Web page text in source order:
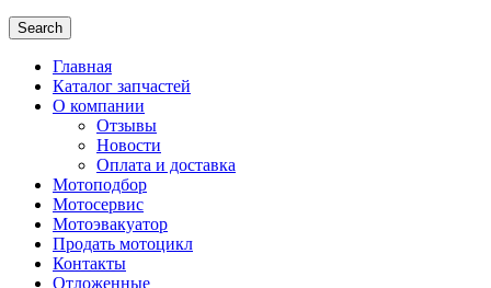
Search
Главная
Каталог запчастей
О компании
Отзывы
Новости
Оплата и доставка
Мотоподбор
Мотосервис
Мотоэвакуатор
Продать мотоцикл
Контакты
Отложенные